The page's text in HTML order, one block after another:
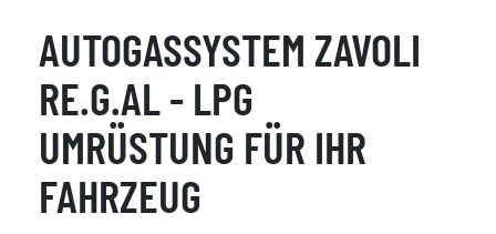
AUTOGASSYSTEM ZAVOLI
RE.G.AL - LPG
UMRÜSTUNG FÜR IHR
FAHRZEUG